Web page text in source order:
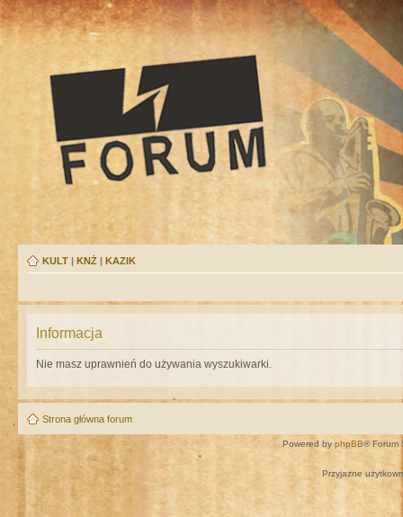
KULT | KNŻ | KAZIK
Informacja
Nie masz uprawnień do używania wyszukiwarki.
Strona główna forum
Powered by phpBB® Forum
Przyjazne